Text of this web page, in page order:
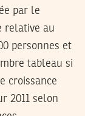
par le
relative au
personnes et
tableau si
croissance
2011 selon